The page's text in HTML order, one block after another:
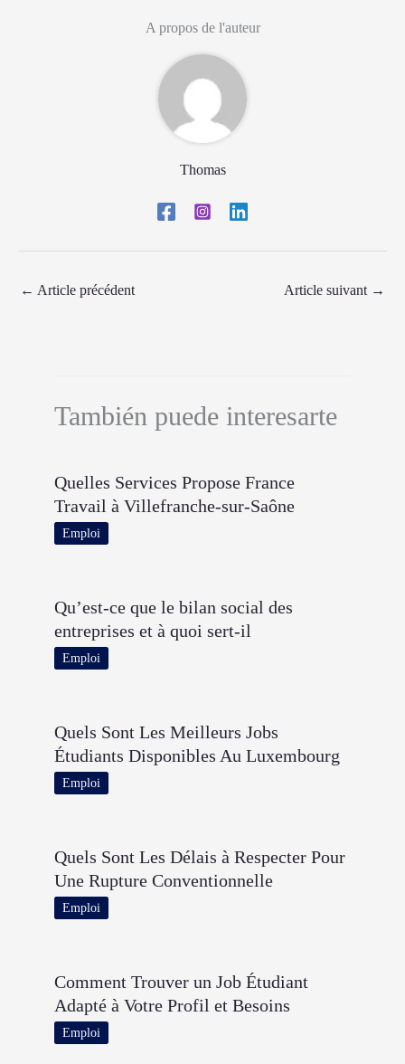
A propos de l'auteur
Thomas
← Article précédent Article suivant →
También puede interesarte
Quelles Services Propose France
Travail à Villefranche-sur-Saône
Emploi
Qu’est-ce que le bilan social des
entreprises et à quoi sert-il
Emploi
Quels Sont Les Meilleurs Jobs
Étudiants Disponibles Au Luxembourg
Emploi
Quels Sont Les Délais à Respecter Pour
Une Rupture Conventionnelle
Emploi
Comment Trouver un Job Étudiant
Adapté à Votre Profil et Besoins
Emploi